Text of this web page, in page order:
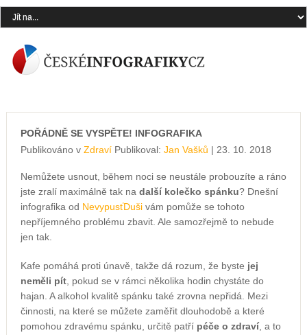
POŘÁDNĚ SE VYSPĚTE! INFOGRAFIKA
Publikováno v ZdravíPublikoval: Jan Vašků | 23. 10. 2018
Nemůžete usnout, během noci se neustále probouzíte a ráno
jste zralí maximálně tak na další kolečko spánku? Dnešní
infografika od NevypusťDušivám pomůže se tohoto
nepříjemného problému zbavit. Ale samozřejmě to nebude
jen tak.
Kafe pomáhá proti únavě, takže dá rozum, že byste jej
neměli pít, pokud se v rámci několika hodin chystáte do
hajan. A alkohol kvalitě spánku také zrovna nepřidá. Mezi
činnosti, na které se můžete zaměřit dlouhodobě a které
pomohou zdravému spánku, určitě patří péče o zdraví, a to